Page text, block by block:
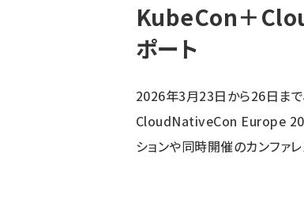
ン
く
ず
KubeCon＋
ポート
2026年3月23日から26日まで
CloudNativeCon Europe
ションや同時開催のカンファ